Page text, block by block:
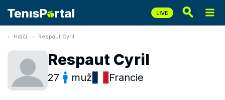
Hráči Respaut Cyril
Respaut Cyril
27 muž Francie